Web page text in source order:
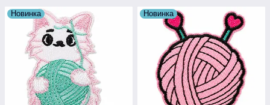
Новинка Новинка